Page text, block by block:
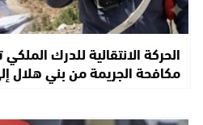
الحركة الانتقالية للدرك
مكافحة الجريمة من بني هلال